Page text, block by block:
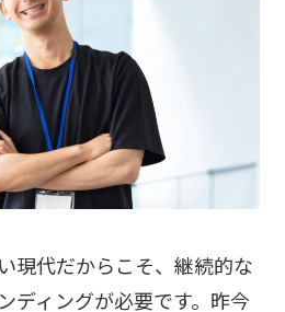
現代だからこそ、継続的な
ディングが必要です。昨今